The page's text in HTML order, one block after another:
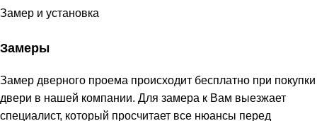
Замер и установка
Замеры
Замер дверного проема происходит бесплатно при покупки
двери в нашей компании. Для замера к Вам выезжает
специалист, который просчитает все нюансы перед